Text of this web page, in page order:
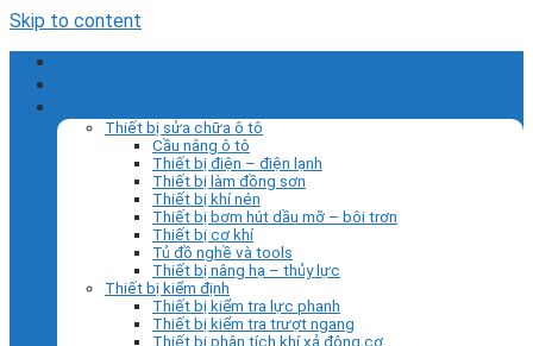
Skip to content
Thiết bị sửa chữa ô tô
Cầu nâng ô tô
Thiết bị điện – điện lạnh
Thiết bị làm đồng sơn
Thiết bị khí nén
Thiết bị bơm hút dầu mỡ – bôi trơn
Thiết bị cơ khí
Tủ đồ nghề và tools
Thiết bị nâng hạ – thủy lực
Thiết bị kiểm định
Thiết bị kiểm tra lực phanh
Thiết bị kiểm tra trượt ngang
Thiết bị phân tích khí xả động cơ